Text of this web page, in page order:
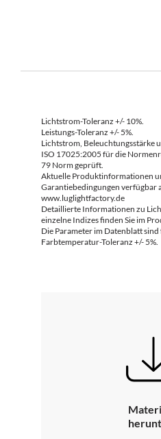
Lichtstrom-Toleranz +/- 10%.
Leistungs-Toleranz +/- 5%.
Lichtstrom, Beleuchtungsstärke
ISO 17025:2005 für die
79 Norm geprüft.
Aktuelle Produktinformationen
Garantiebedingungen verfügbar
www.luglightfactory.de
Detaillierte Informationen zu
einzelne Indizes finden Sie im
Die Parameter im Datenblatt sind
Farbtemperatur-Toleranz +/- 5%.